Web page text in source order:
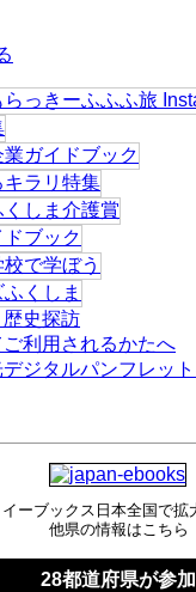
イーブックス日本全国で拡
他県の情報はこちら
28都道府県が参加